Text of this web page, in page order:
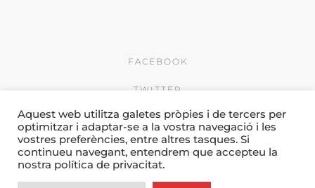
FACEBOOK
TWITTER
INSTAGRAM
© 2026 by Creativitat i
Comunicació Camí & Porres
Aquest web utilitza galetes pròpies i de tercers per
optimitzar i adaptar-se a la vostra navegació i les
vostres preferències, entre altres tasques. Si
continueu navegant, entendrem que accepteu la
nostra política de privacitat.